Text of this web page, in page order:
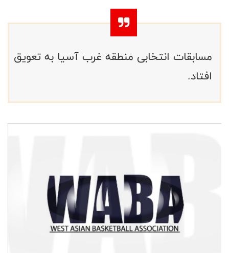
مسابقات انتخابی منطقه غرب آسیا به تعویق
افتاد.